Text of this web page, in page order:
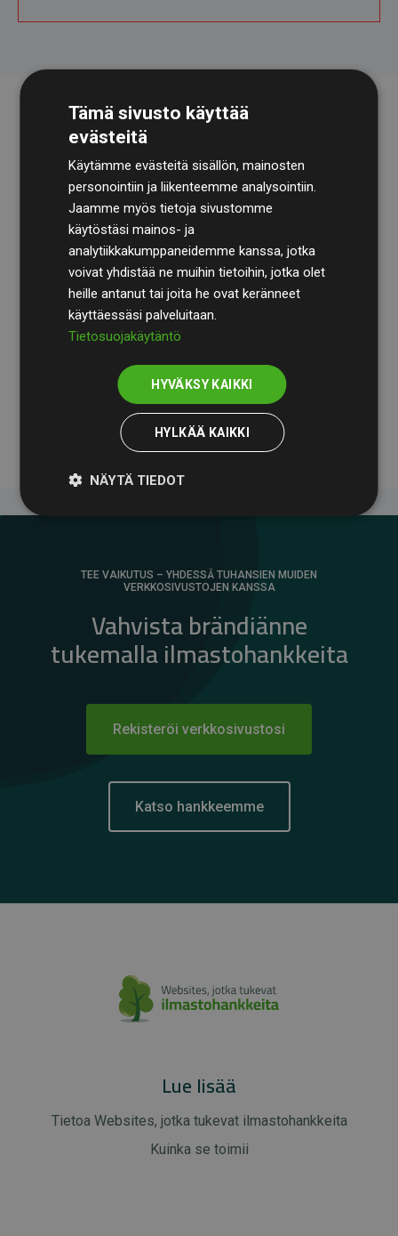
TilintarkastusyhtiöBDOkäy säännöllisesti läpi
laskelmamme ja menetelmämme varmistaakseen
läpinäkyvyyden ja luotettavuuden.
Heidän tarkastuksensa osoittavat, että investoinnit
ilmastohankkeisiin kompensoivat keskimäärin
arvioiduista CO₂-päästöistä
jäsenverkkosivustoilla –
selkeä todiste toimintatapamme todellisesta
TEE VAIKUTUS – YHDESSÄ TUHANSIEN MUIDEN
VERKKOSIVUSTOJEN KANSSA
Vahvista brändiänne
tukemalla ilmastohankkeita
Rekisteröi verkkosivustosi
Katso hankkeemme
Lue lisää
Tietoa Websites, jotka tukevat ilmastohankkeita
Kuinka se toimii
Tämä sivusto käyttää
evästeitä
Käytämme evästeitä sisällön, mainosten
personointiin ja liikenteemme analysointiin.
Jaamme myös tietoja sivustomme
käytöstäsi mainos- ja
analytiikkakumppaneidemme kanssa, jotka
voivat yhdistää ne muihin tietoihin, jotka olet
heille antanut tai joita he ovat keränneet
käyttäessäsi palveluitaan.
Tietosuojakäytäntö
HYVÄKSY KAIKKI
HYLKÄÄ KAIKKI
NÄYTÄ TIEDOT